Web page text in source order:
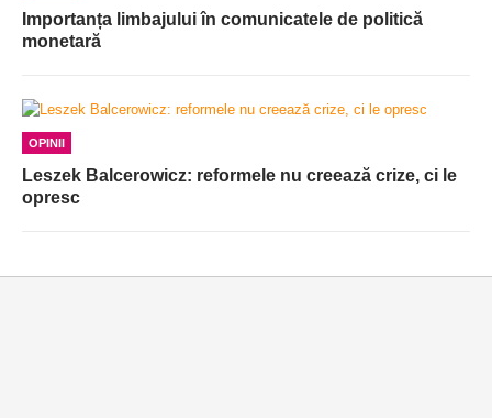
Importanța limbajului în comunicatele de politică
monetară
OPINII
Leszek Balcerowicz: reformele nu creează crize, ci le
opresc